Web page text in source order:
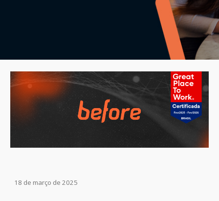
18 de março de 2025